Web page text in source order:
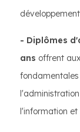
- Diplômes
ans offrent
l'information et